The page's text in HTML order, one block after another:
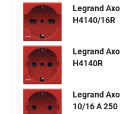
Legrand
H4140/16R
Legrand
H4140R
Legrand
10/16 А 250